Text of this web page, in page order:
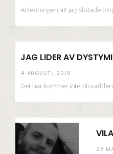
JAG LIDER AV DYSTYMI
4 AUGUSTI, 2016
28